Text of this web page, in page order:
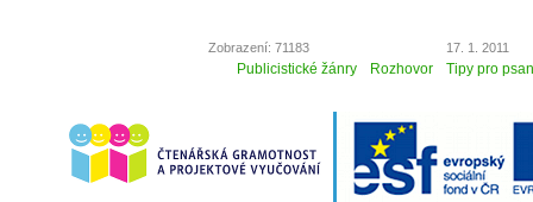
Zobrazení: 71183 17. 1. 2011
Publicistické žánry Rozhovor Tipy pro